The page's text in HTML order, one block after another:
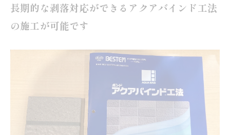
長期的な剥落対応ができるアクアバインド工法
の施工が可能です